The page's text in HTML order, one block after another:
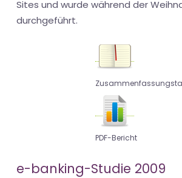
Sites und wurde während der
durchgeführt.
PDF-Bericht
e-banking-Studie 2009